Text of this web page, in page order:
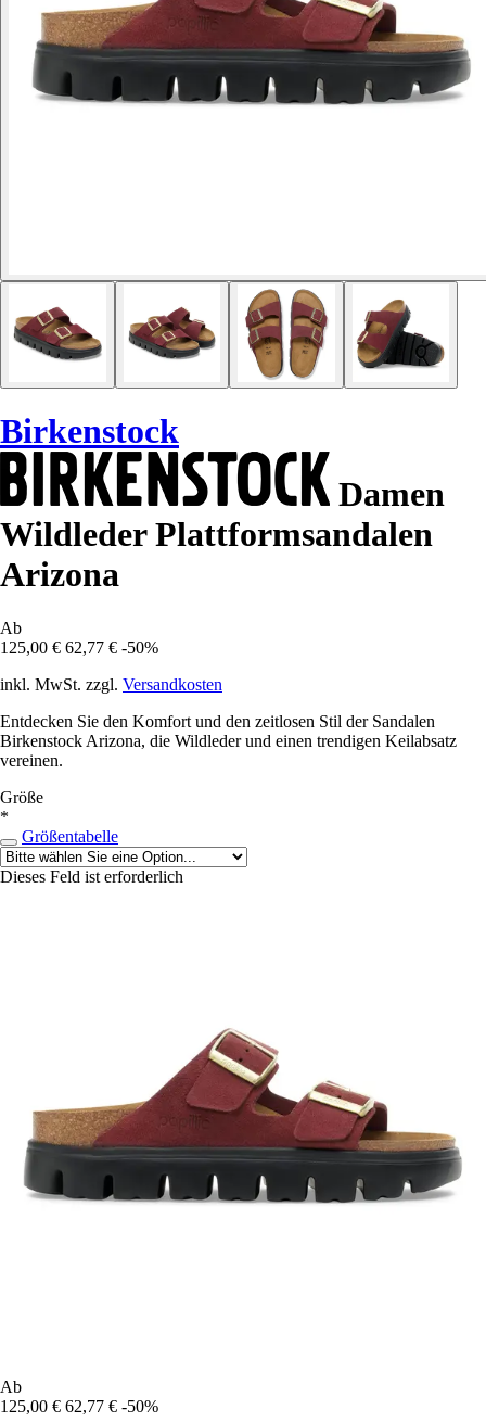
Birkenstock
Damen
Wildleder Plattformsandalen
Arizona
Ab
125,00 € 62,77 € -50%
inkl. MwSt. zzgl. Versandkosten
Entdecken Sie den Komfort und den zeitlosen Stil der Sandalen
Birkenstock Arizona, die Wildleder und einen trendigen Keilabsatz
vereinen.
Größe
*
Größentabelle
Dieses Feld ist erforderlich
Ab
125,00 € 62,77 € -50%